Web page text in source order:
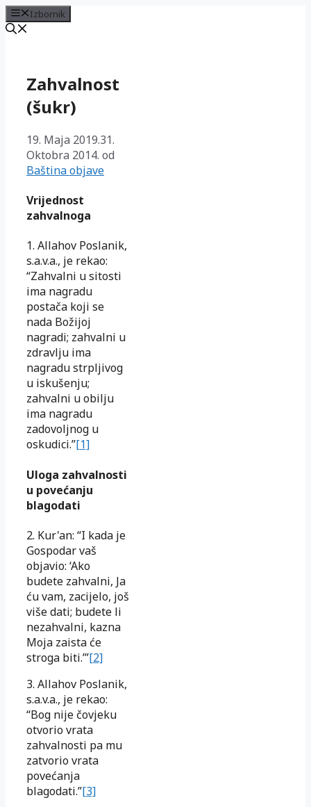
Izbornik
sadržajZahvalnost
(šukr)
19. Maja 2019.31.
Oktobra 2014. od
Baština objave
Vrijednost
zahvalnoga
1. Allahov Poslanik,
s.a.v.a., je rekao:
“Zahvalni u sitosti
ima nagradu
postača koji se
nada Božijoj
nagradi; zahvalni u
zdravlju ima
nagradu strpljivog
u iskušenju;
zahvalni u obilju
ima nagradu
zadovoljnog u
oskudici.”[1]
Uloga zahvalnosti
u povećanju
blagodati
2. Kur'an: “I kada je
Gospodar vaš
objavio: ‘Ako
budete zahvalni, Ja
ću vam, zacijelo, još
više dati; budete li
nezahvalni, kazna
Moja zaista će
stroga biti.’”[2]
3. Allahov Poslanik,
s.a.v.a., je rekao:
“Bog nije čovjeku
otvorio vrata
zahvalnosti pa mu
zatvorio vrata
povećanja
blagodati.”[3]